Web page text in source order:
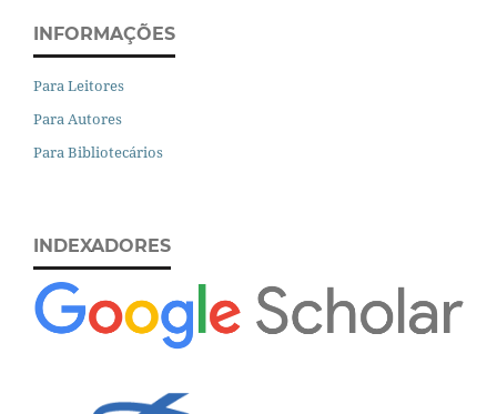
INFORMAÇÕES
Para Leitores
Para Autores
Para Bibliotecários
INDEXADORES